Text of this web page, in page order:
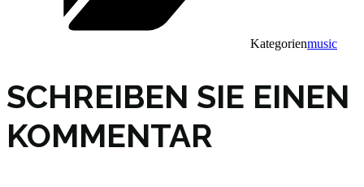
Kategorienmusic
SCHREIBEN SIE EINEN
KOMMENTAR